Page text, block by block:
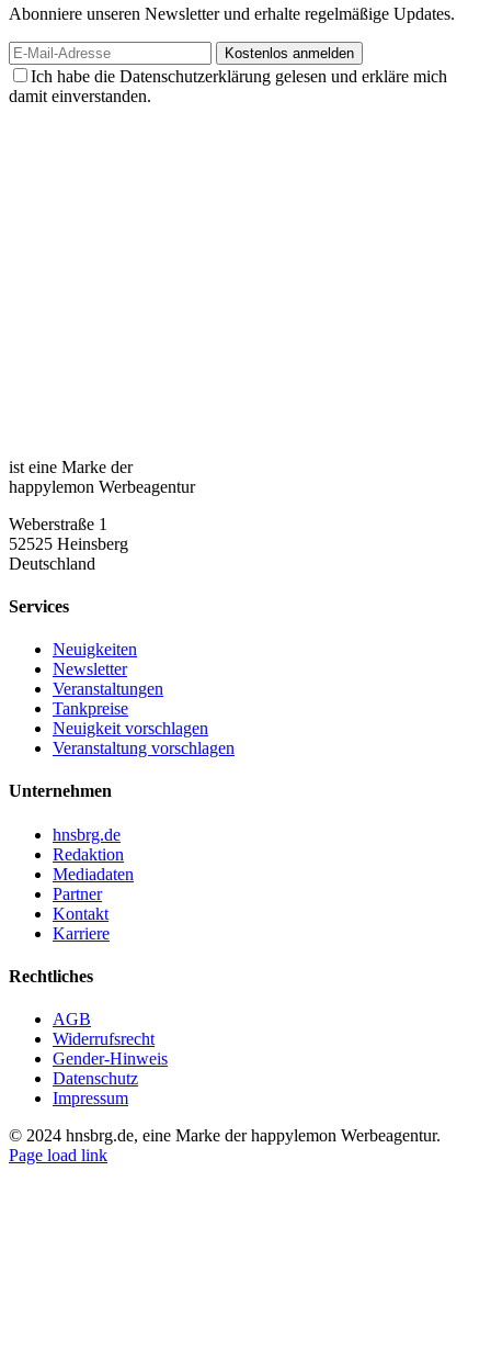
Abonniere unseren Newsletter und erhalte regelmäßige Updates.
Ich habe die Datenschutzerklärung gelesen und erkläre mich
damit einverstanden.
ist eine Marke der
happylemon Werbeagentur
Weberstraße 1
52525 Heinsberg
Deutschland
Services
Neuigkeiten
Newsletter
Veranstaltungen
Tankpreise
Neuigkeit vorschlagen
Veranstaltung vorschlagen
Unternehmen
hnsbrg.de
Redaktion
Mediadaten
Partner
Kontakt
Karriere
Rechtliches
AGB
Widerrufsrecht
Gender-Hinweis
Datenschutz
Impressum
© 2024 hnsbrg.de, eine Marke der happylemon Werbeagentur.
Page load link